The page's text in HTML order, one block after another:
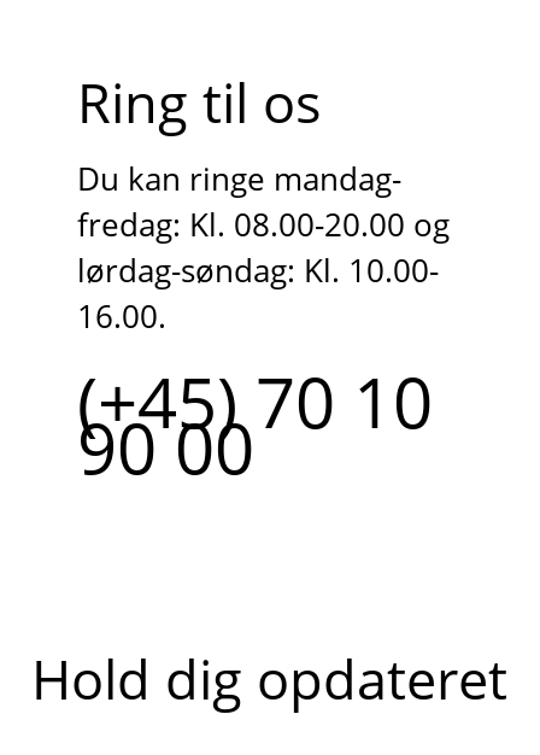
Ring til os
Du kan ringe mandag-
fredag: Kl. 08.00-20.00 og
lørdag-søndag: Kl. 10.00-
16.00.
(+45) 70 10
90 00
Hold dig opdateret